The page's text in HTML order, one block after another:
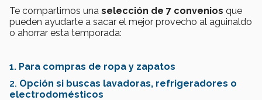
Te compartimos una selección de 7 convenios que
pueden ayudarte a sacar el mejor provecho al aguinaldo
o ahorrar esta temporada:
1. Para compras de ropa y zapatos
2. Opción si buscas lavadoras, refrigeradores o
electrodomésticos